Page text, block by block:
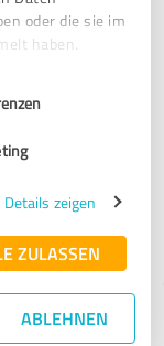
oder die sie im
haben.
Details zeigen
ZULASSEN
ABLEHNEN
- mit